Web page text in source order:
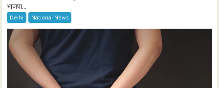
भाजपा...
Delhi National News